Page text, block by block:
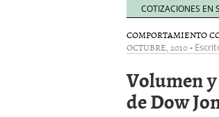
A
COTIZACIONES EN
COMPORTAMIENTO
OCTUBRE, 2010-
Volumen
de Dow